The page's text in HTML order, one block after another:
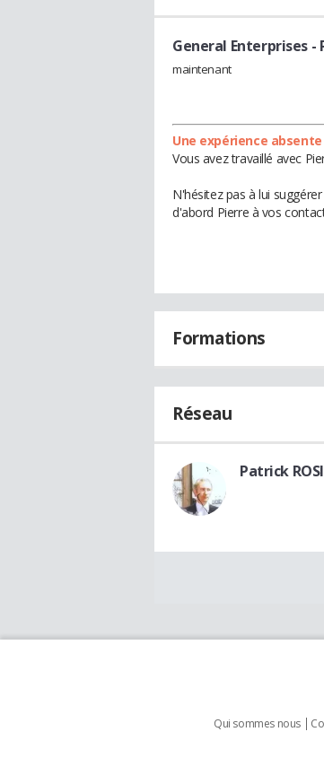
General Enterprises -
maintenant
Une expérience absente
Vous avez travaillé avec
N'hésitez pas à lui
d'abord Pierre à vos
Formations
Réseau
Patrick
Qui sommes nous